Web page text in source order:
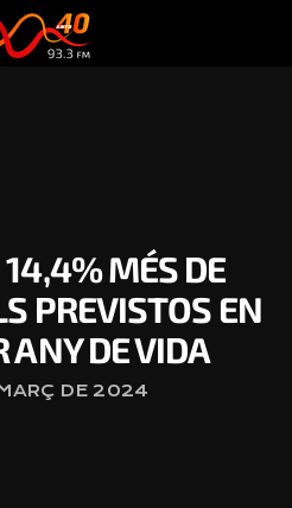
MÉS DE
PREVISTOS EN
ANY DE VIDA
DE 2024